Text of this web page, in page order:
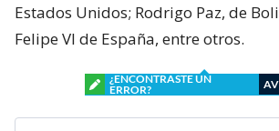
Estados Unidos; Rodrigo Paz, de
Felipe VI de España, entre otros.
¿ENCONTRASTE UN
ERROR?